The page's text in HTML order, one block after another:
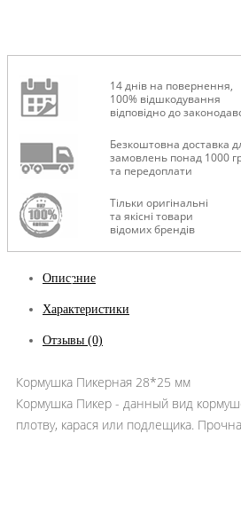
ТУРИЗМ
14 днів на повернення,
100% відшкодування
відповідно до
Безкоштовна доставка
замовлень понад 1000
та передоплати
Тільки оригінальні
та якісні товари
відомих брендів
Описание
Характеристики
Отзывы (0)
Кормушка Пикерная 28*25 мм
Кормушка Пикер - данный вид
плотву, карася или подлещика.